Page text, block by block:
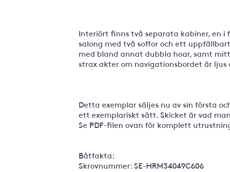
Interiört finns två separata kabiner, en i
salong med två soffor och ett
med bland annat dubbla hoar, samt
strax akter om navigationsbordet är ljus
Detta exemplar säljes nu av sin första
ett exemplariskt sätt. Skicket är vad
Se PDF-filen ovan för komplett
Båtfakta:
Skrovnummer: SE-HRM34049C606